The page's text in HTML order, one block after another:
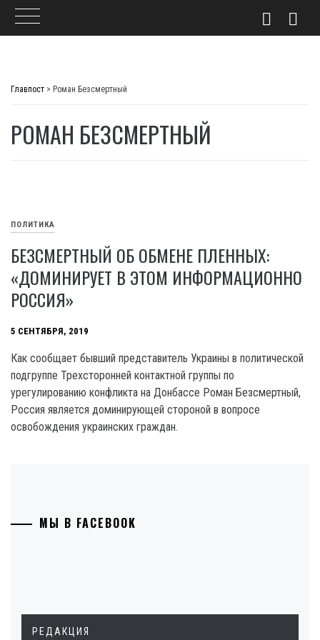
Главпост > Роман Безсмертный
РОМАН БЕЗСМЕРТНЫЙ
ПОЛИТИКА
БЕЗСМЕРТНЫЙ ОБ ОБМЕНЕ ПЛЕННЫХ:
«ДОМИНИРУЕТ В ЭТОМ ИНФОРМАЦИОННО
РОССИЯ»
5 СЕНТЯБРЯ, 2019
Как сообщает бывший представитель Украины в политической
подгруппе Трехсторонней контактной группы по
урегулированию конфликта на Донбассе Роман Безсмертный,
Россия является доминирующей стороной в вопросе
освобождения украинских граждан.
МЫ В FACEBOOK
РЕДАКЦИЯ